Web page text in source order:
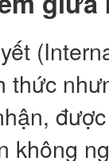
thức
không